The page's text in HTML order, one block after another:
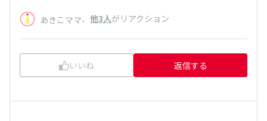
あきこママ、 他3人がリアクション
いいね 返信する